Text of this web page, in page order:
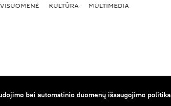
VISUOMENĖ KULTŪRA MULTIMEDIA
bei automatinio duomenų išsaugojimo politika